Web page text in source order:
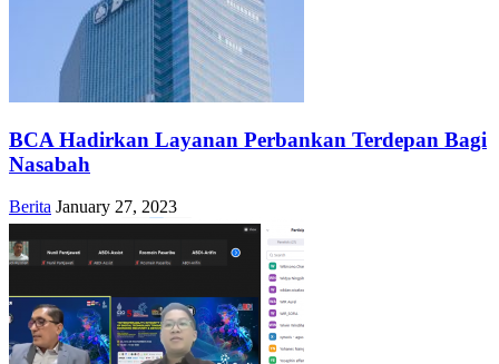
BCA Hadirkan Layanan Perbankan Terdepan Bagi
Nasabah
Berita January 27, 2023